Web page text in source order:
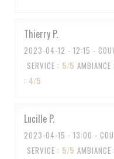
Thierry P
2023-04-12 - 12:15 -
SERVICE : 5/5 AMBIANCE
: 4/5
Lucille P
2023-04-15 - 13:00 -
SERVICE : 5/5 AMBIANCE